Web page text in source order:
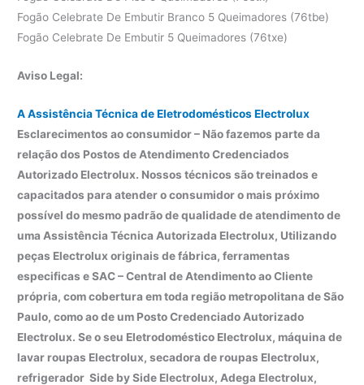
Fogão Celebrate De Embutir Branco 5 Queimadores (76tbe)
Fogão Celebrate De Embutir 5 Queimadores (76txe)
Aviso Legal:
A Assistência Técnica de Eletrodomésticos Electrolux
Esclarecimentos ao consumidor – Não fazemos parte da
relação dos Postos de Atendimento Credenciados
Autorizado Electrolux. Nossos técnicos são treinados e
capacitados para atender o consumidor o mais próximo
possível do mesmo padrão de qualidade de atendimento de
uma Assistência Técnica Autorizada Electrolux, Utilizando
peças Electrolux originais de fábrica, ferramentas
especificas e SAC – Central de Atendimento ao Cliente
própria, com cobertura em toda região metropolitana de São
Paulo, como ao de um Posto Credenciado Autorizado
Electrolux. Se o seu Eletrodoméstico Electrolux, máquina de
lavar roupas Electrolux, secadora de roupas Electrolux,
refrigerador Side by Side Electrolux, Adega Electrolux,